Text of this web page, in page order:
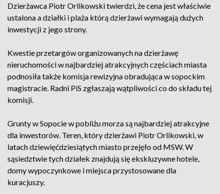
Dzierżawca Piotr Orlikowski twierdzi, że cena jest właściwie
ustalona a działki i plaża którą dzierżawi wymagają dużych
inwestycji z jego strony.
Kwestie przetargów organizowanych na dzierżawę
nieruchomości w najbardziej atrakcyjnych częściach miasta
podnosiła także komisja rewizyjna obradująca w sopockim
magistracie. Radni PiS zgłaszają wątpliwości co do składu tej
komisji.
Grunty w Sopocie w pobliżu morza są najbardziej atrakcyjne
dla inwestorów. Teren, który dzierżawi Piotr Orlikowski, w
latach dziewięćdziesiątych miasto przejęło od MSW. W
sąsiedztwie tych działek znajdują się ekskluzywne hotele,
domy wypoczynkowe i miejsca przystosowane dla
kuracjuszy.